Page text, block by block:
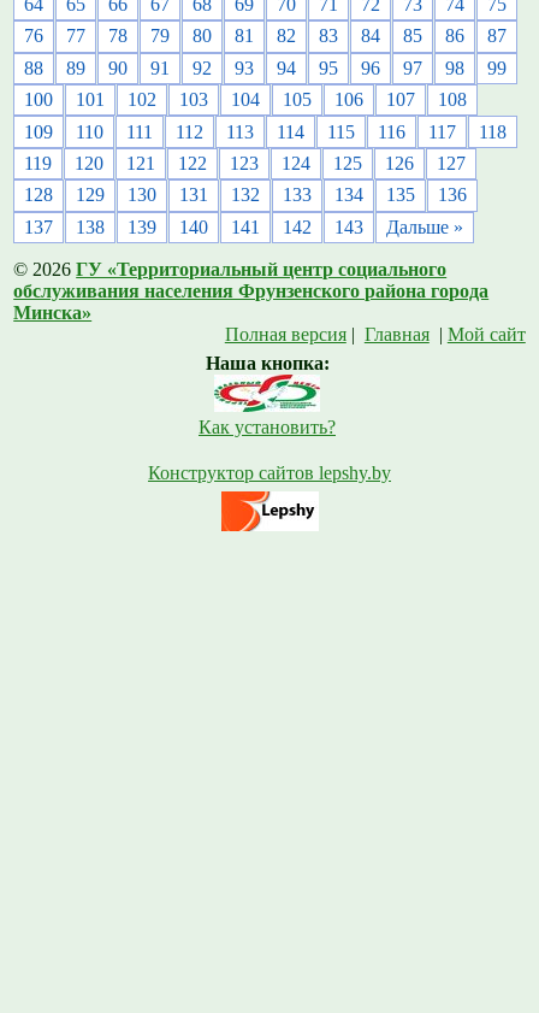
64
65 66 67 68 69 70 71 72 73 74
75
76
77 78 79 80 81 82 83 84 85 86
87
88
89 90 91 92 93 94 95 96 97 98
99
100
101 102 103 104 105 106 107
108
109
110 111 112 113 114 115 116 117
118
119
120 121 122 123 124 125 126
127
128
129 130 131 132 133 134 135
136
137
138 139 140 141 142 143 Дальше »
© 2026ГУ «Территориальный центр социального
обслуживания населения Фрунзенского района города
Минска»
Полная версия| Главная| Мой сайт
Наша кнопка:
Как установить?
Конструктор сайтов lepshy.by